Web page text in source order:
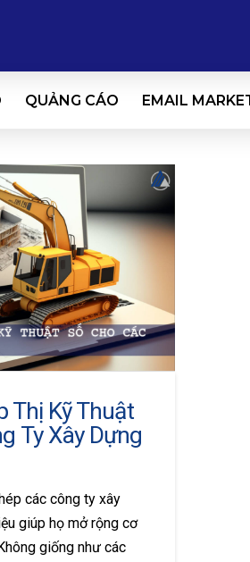
QUẢNG CÁO EMAIL
Thị Kỹ Thuật
Ty Xây Dựng
các công ty xây
giúp họ mở rộng cơ
giống như các